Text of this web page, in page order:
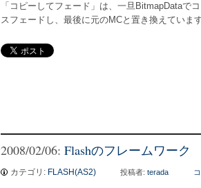
「コピーしてフェード」は、一旦BitmapDataで
スフェードし、最後に元のMCと置き換えていま
2008/02/06: Flashのフレームワーク
カテゴリ: FLASH(AS2) 投稿者: terada